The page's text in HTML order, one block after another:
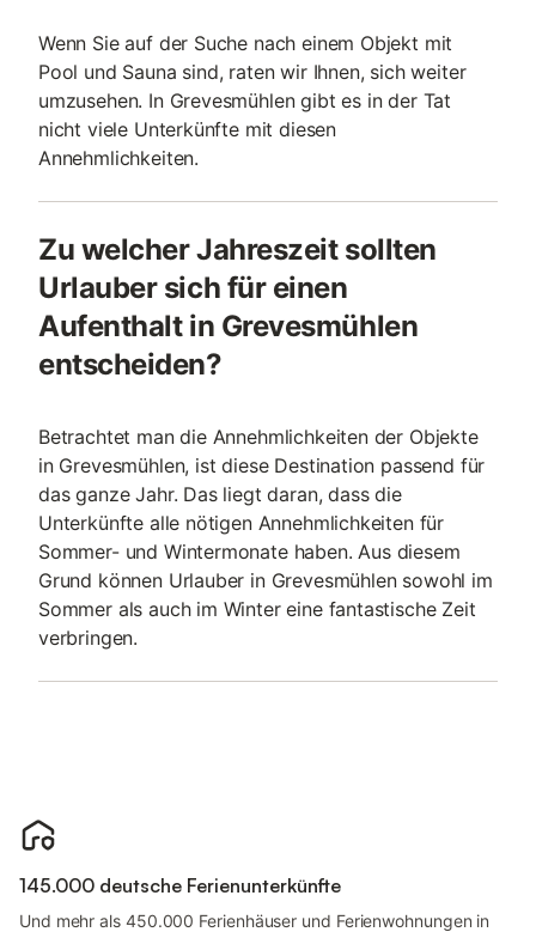
Wenn Sie auf der Suche nach einem Objekt mit
Pool und Sauna sind, raten wir Ihnen, sich weiter
umzusehen. In Grevesmühlen gibt es in der Tat
nicht viele Unterkünfte mit diesen
Annehmlichkeiten.
Zu welcher Jahreszeit sollten
Urlauber sich für einen
Aufenthalt in Grevesmühlen
entscheiden?
Betrachtet man die Annehmlichkeiten der Objekte
in Grevesmühlen, ist diese Destination passend für
das ganze Jahr. Das liegt daran, dass die
Unterkünfte alle nötigen Annehmlichkeiten für
Sommer- und Wintermonate haben. Aus diesem
Grund können Urlauber in Grevesmühlen sowohl im
Sommer als auch im Winter eine fantastische Zeit
verbringen.
145.000 deutsche Ferienunterkünfte
Und mehr als 450.000 Ferienhäuser und Ferienwohnungen in